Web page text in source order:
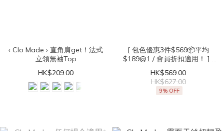
‹ Clo Made › 直角肩get！法式
立領無袖Top
HK$209.00
[ 包色優惠3件$569📦平均
$189@1 / 會員折扣適用！ ] ‹
Clo Made › 直角肩get！法式
立領無袖Top
HK$569.00
HK$627.00
9% OFF